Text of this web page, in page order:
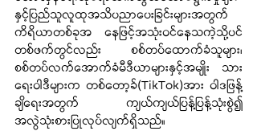
နှင့်ပြည်သူလူထုအသိပညာပေးခြင်းများအတွက်
ကိရိယာတစ်ခုအ နေဖြင့်အသုံးဝင်နေသကဲ့သို့ပင်
တစ်ဖက်တွင်လည်း စစ်တပ်ထောက်ခံသူများ၊
စစ်တပ်လက်အောက်ခံမီဒီယာများနှင့်အမျိုး သား
ရေးဝါဒီများက တစ်တော့ခ်(TikTok)အား ဝါဒဖြန့်
ချိရေးအတွက် ကျယ်ကျယ်ပြန့်ပြန့်သုံးစွဲ၍
အလွဲသုံးစားပြုလုပ်လျက်ရှိသည်။